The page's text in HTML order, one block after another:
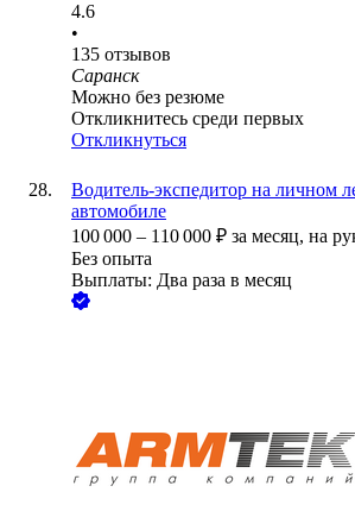
4.6
•
135 отзывов
Саранск
Можно без резюме
Откликнитесь среди первых
Откликнуться
Водитель-экспедитор на личном
автомобиле
100 000 – 110 000 ₽ за месяц, на
Без опыта
Выплаты: Два раза в месяц